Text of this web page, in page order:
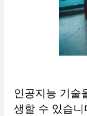
인공지능 기술
생할 수 있습